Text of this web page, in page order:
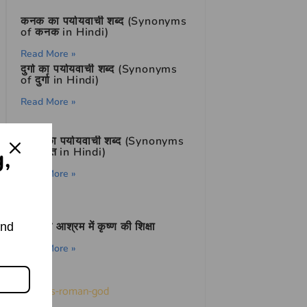
कनक का पर्यायवाची शब्द (Synonyms
of कनक in Hindi)
Read More »
दुर्गा का पर्यायवाची शब्द (Synonyms
of दुर्गा in Hindi)
Read More »
भारत का पर्यायवाची शब्द (Synonyms
of भारत in Hindi)
Read More »
संदीपनि आश्रम में कृष्ण की शिक्षा
Read More »